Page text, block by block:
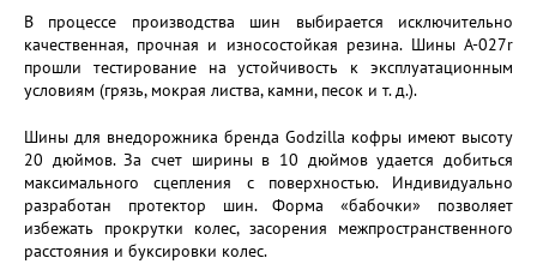
В процессе производства шин выбирается исключительно
качественная, прочная и износостойкая резина. Шины А-027r
прошли тестирование на устойчивость к эксплуатационным
условиям (грязь, мокрая листва, камни, песок и т. д.).
Шины для внедорожника бренда Godzilla кофры имеют высоту
20 дюймов. За счет ширины в 10 дюймов удается добиться
максимального сцепления с поверхностью. Индивидуально
разработан протектор шин. Форма «бабочки» позволяет
избежать прокрутки колес, засорения межпространственного
расстояния и буксировки колес.